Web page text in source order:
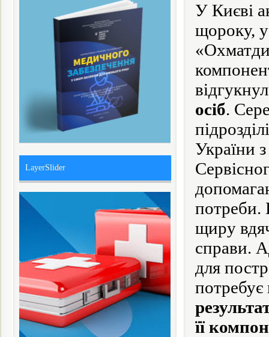
У Києві
щороку, у
осіб.
України
потреби.
щиру
справи.
для
її
LayerSlider